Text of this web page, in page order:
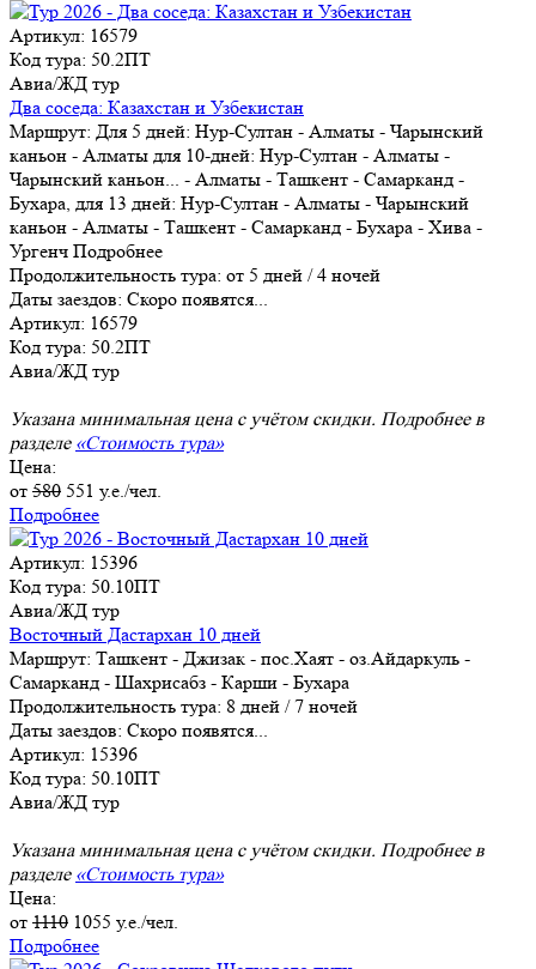
Артикул: 16579
Код тура: 50.2ПТ
Авиа/ЖД тур
Два соседа: Казахстан и Узбекистан
Маршрут: Для 5 дней: Нур-Султан - Алматы - Чарынский
каньон - Алматы для 10-дней: Нур-Султан - Алматы -
Чарынский каньон
- Алматы - Ташкент - Самарканд -
Бухара, для 13 дней: Нур-Султан - Алматы - Чарынский
каньон - Алматы - Ташкент - Самарканд - Бухара - Хива -
Ургенч Подробнее
Продолжительность тура: от 5 дней / 4 ночей
Даты заездов: Скоро появятся...
Артикул: 16579
Код тура: 50.2ПТ
Авиа/ЖД тур
Указана минимальная цена с учётом скидки. Подробнее в
разделе «Стоимость тура»
Цена:
от 580 551 у.е./чел.
Подробнее
Артикул: 15396
Код тура: 50.10ПТ
Авиа/ЖД тур
Восточный Дастархан 10 дней
Маршрут: Ташкент - Джизак - пос.Хаят - оз.Айдаркуль -
Самарканд - Шахрисабз - Карши - Бухара
Продолжительность тура: 8 дней / 7 ночей
Даты заездов: Скоро появятся...
Артикул: 15396
Код тура: 50.10ПТ
Авиа/ЖД тур
Указана минимальная цена с учётом скидки. Подробнее в
разделе «Стоимость тура»
Цена:
от 1110 1055 у.е./чел.
Подробнее